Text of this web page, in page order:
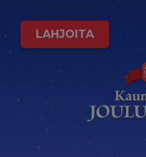
LAHJOITA